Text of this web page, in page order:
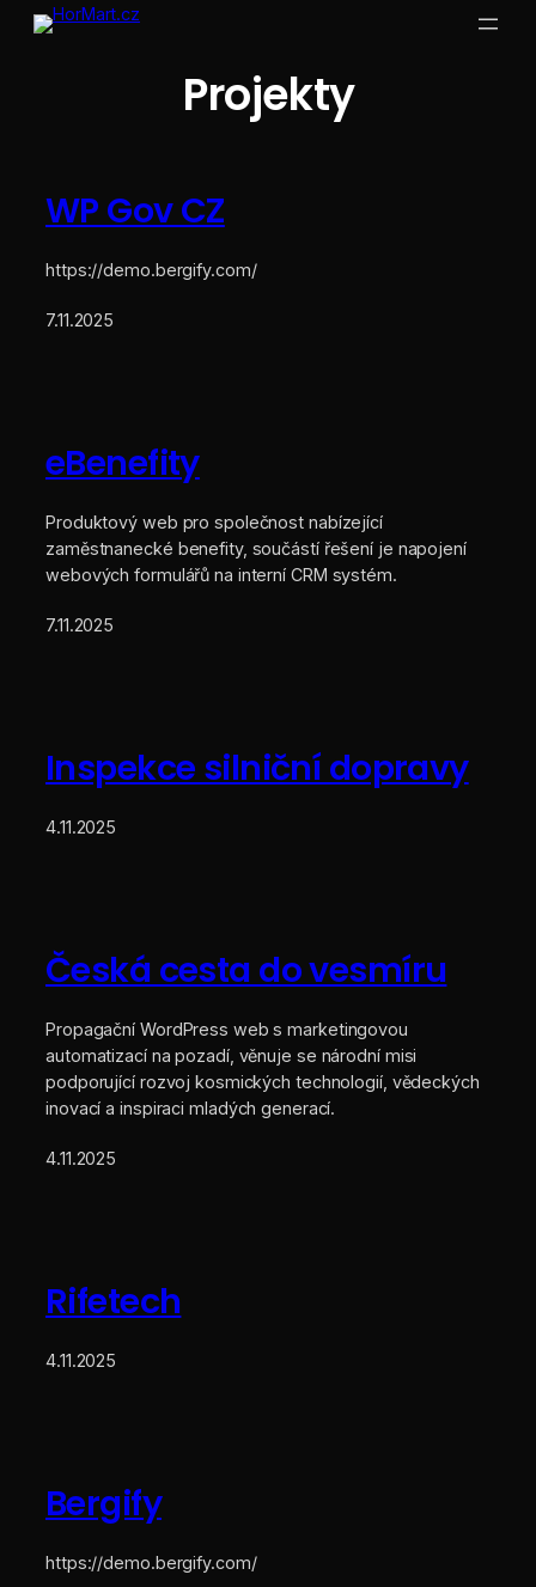
Přeskočit
Projekty
WP Gov CZ
https://demo.bergify.com/
7.11.2025
eBenefity
Produktový web pro společnost nabízející
zaměstnanecké benefity, součástí řešení je napojení
webových formulářů na interní CRM systém.
7.11.2025
Inspekce silniční dopravy
4.11.2025
Česká cesta do vesmíru
Propagační WordPress web s marketingovou
automatizací na pozadí, věnuje se národní misi
podporující rozvoj kosmických technologií, vědeckých
inovací a inspiraci mladých generací.
4.11.2025
Rifetech
4.11.2025
Bergify
https://demo.bergify.com/